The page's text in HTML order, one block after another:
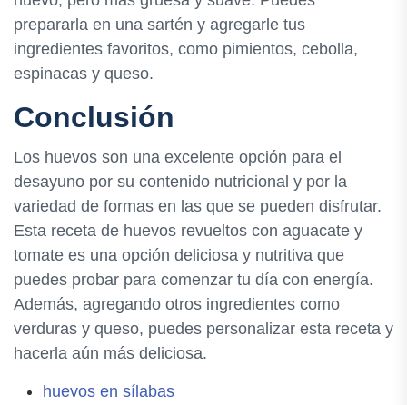
prepararla en una sartén y agregarle tus
ingredientes favoritos, como pimientos, cebolla,
espinacas y queso.
Conclusión
Los huevos son una excelente opción para el
desayuno por su contenido nutricional y por la
variedad de formas en las que se pueden disfrutar.
Esta receta de huevos revueltos con aguacate y
tomate es una opción deliciosa y nutritiva que
puedes probar para comenzar tu día con energía.
Además, agregando otros ingredientes como
verduras y queso, puedes personalizar esta receta y
hacerla aún más deliciosa.
huevos en sílabas